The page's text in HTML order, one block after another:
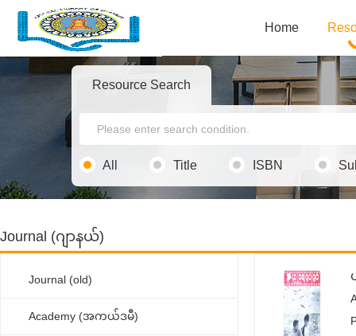
Home
Resource Search
All Title ISBN
Journal (ဂျာနယ်)
Journal (old)
Academy (အကယ်ဒမီ)